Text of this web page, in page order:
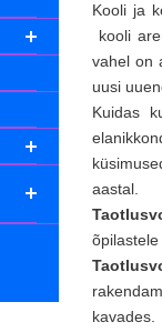
Kooli ja
kooli
vahel on
uusi
Kuidas
aastal.
kavades.